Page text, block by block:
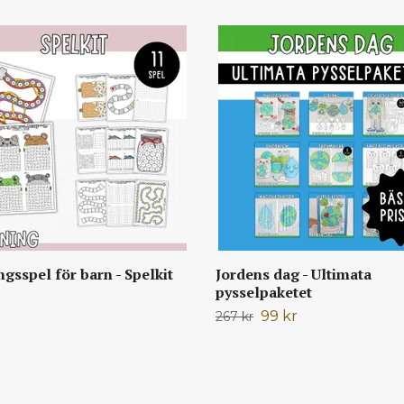
för barn - Spelkit
Jordens dag - Ultimata
pysselpaketet
267 kr 99 kr